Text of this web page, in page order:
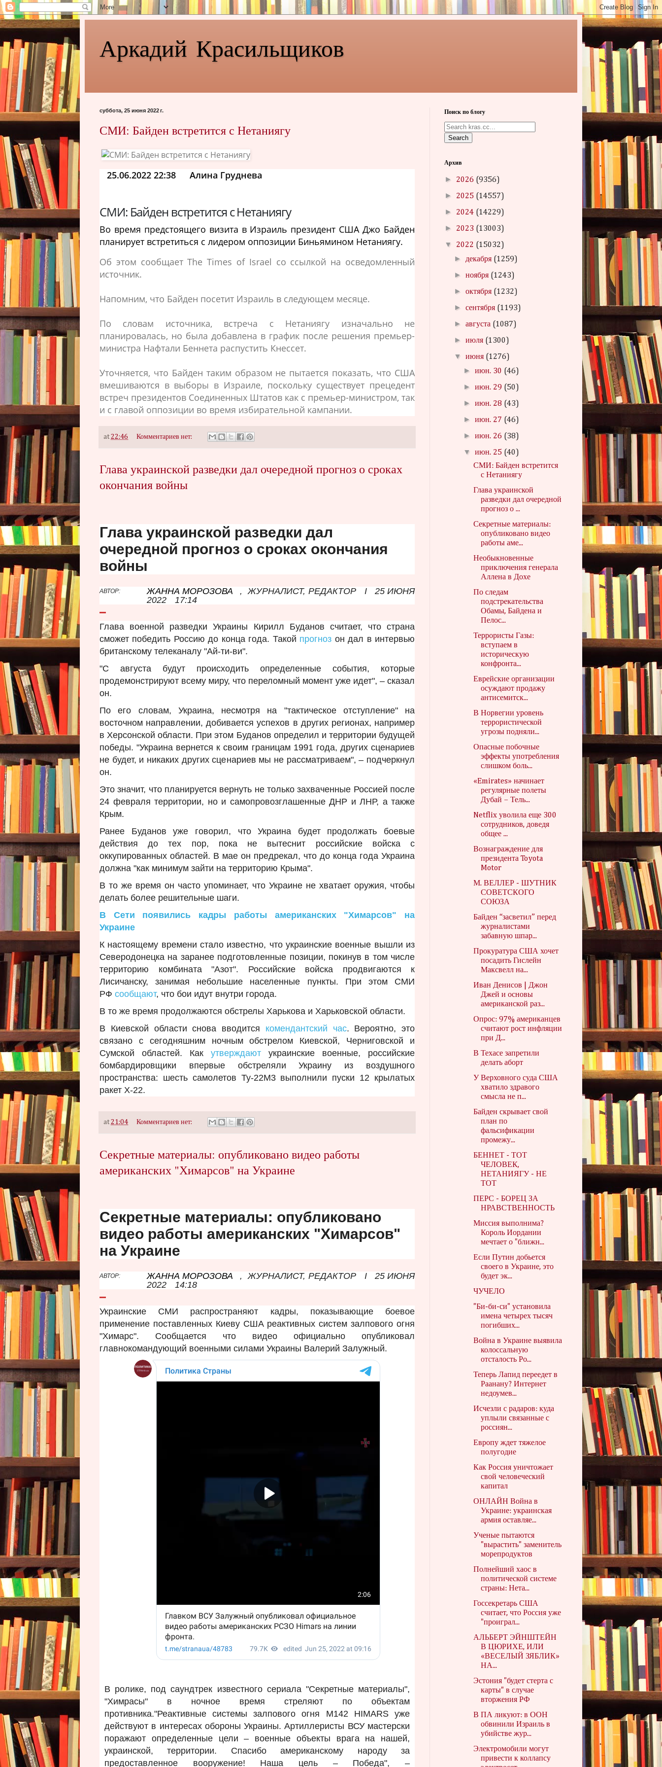
Аркадий Красильщиков
суббота, 25 июня 2022 г.
СМИ: Байден встретится с Нетаниягу
25.06.2022 22:38 Алина Груднева
СМИ: Байден встретится с Нетаниягу
Во время предстоящего визита в Израиль президент США Джо Байден
планирует встретиться с лидером оппозиции Биньямином Нетаниягу.
Об этом сообщает The Times of Israel со ссылкой на осведомленный
источник.
Напомним, что Байден посетит Израиль в следующем месяце.
По словам источника, встреча с Нетаниягу изначально не
планировалась, но была добавлена ​​в график после решения премьер-
министра Нафтали Беннета распустить Кнессет.
Уточняется, что Байден таким образом не пытается показать, что США
вмешиваются в выборы в Израиле, поскольку существует прецедент
встреч президентов Соединенных Штатов как с премьер-министром, так
и с главой оппозиции во время избирательной кампании.
at22:46 Комментариев нет:
Глава украинской разведки дал очередной прогноз о сроках
окончания войны
Глава украинской разведки дал
очередной прогноз о сроках окончания
войны
АВТОР: ЖАННА МОРОЗОВА , ЖУРНАЛИСТ, РЕДАКТОР I
25 ИЮНЯ
2022
17:14
Глава военной разведки Украины Кирилл Буданов считает, что страна
сможет победить Россию до конца года. Такой прогноз он дал в интервью
британскому телеканалу "Ай-ти-ви".
"С августа будут происходить определенные события, которые
продемонстрируют всему миру, что переломный момент уже идет", – сказал
он.
По его словам, Украина, несмотря на "тактическое отступление" на
восточном направлении, добивается успехов в других регионах, например
в Херсонской области. При этом Буданов определил и территории будущей
победы. "Украина вернется к своим границам 1991 года, других сценариев
не будет, и никаких других сценариев мы не рассматриваем", – подчеркнул
он.
Это значит, что планируется вернуть не только захваченные Россией после
24 февраля территории, но и самопровозглашенные ДНР и ЛНР, а также
Крым.
Ранее Буданов уже говорил, что Украина будет продолжать боевые
действия до тех пор, пока не вытеснит российские войска с
оккупированных областей. В мае он предрекал, что до конца года Украина
должна "как минимум зайти на территорию Крыма".
В то же время он часто упоминает, что Украине не хватает оружия, чтобы
делать более решительные шаги.
В Сети появились кадры работы американских "Химарсов" на
Украине
К настоящему времени стало известно, что украинские военные вышли из
Северодонецка на заранее подготовленные позиции, покинув в том числе
территорию комбината "Азот". Российские войска продвигаются к
Лисичанску, занимая небольшие населенные пункты. При этом СМИ
РФ сообщают, что бои идут внутри города.
В то же время продолжаются обстрелы Харькова и Харьковской области.
В Киевской области снова вводится комендантский час. Вероятно, это
связано с сегодняшним ночным обстрелом Киевской, Черниговской и
Сумской областей. Как утверждают украинские военные, российские
бомбардировщики впервые обстреляли Украину из воздушного
пространства: шесть самолетов Ту-22М3 выполнили пуски 12 крылатых
ракет Х-22.
at21:04 Комментариев нет:
Секретные материалы: опубликовано видео работы
американских "Химарсов" на Украине
Секретные материалы: опубликовано
видео работы американских "Химарсов"
на Украине
АВТОР: ЖАННА МОРОЗОВА , ЖУРНАЛИСТ, РЕДАКТОР I
25 ИЮНЯ
2022
14:18
Украинские СМИ распространяют кадры, показывающие боевое
применение поставленных Киеву США реактивных систем залпового огня
"Химарс". Сообщается что видео официально опубликовал
главнокомандующий военными силами Украины Валерий Залужный.
В ролике, под саундтрек известного сериала "Секретные материалы",
"Химрасы" в ночное время стреляют по объектам
противника."Реактивные системы залпового огня M142 HIMARS уже
действуют в интересах обороны Украины. Артиллеристы ВСУ мастерски
поражают определенные цели – военные объекты врага на нашей,
украинской, территории. Спасибо американскому народу за
предоставленное вооружение! Наша цель – Победа", –
Поиск по блогу
Search
Архив
► 2026 (9356)
► 2025 (14557)
► 2024 (14229)
► 2023 (13003)
▼ 2022 (15032)
► декабря (1259)
►ноября (1243)
►октября (1232)
►сентября (1193)
►августа (1087)
►июля (1300)
▼июня (1276)
►июн. 30 (46)
►июн. 29 (50)
►июн. 28 (43)
►июн. 27 (46)
►июн. 26 (38)
▼июн. 25 (40)
СМИ: Байден встретится
с Нетаниягу
Глава украинской
разведки дал очередной
прогноз о ...
Секретные материалы:
опубликовано видео
работы аме...
Необыкновенные
приключения генерала
Аллена в Дохе
По следам
подстрекательства
Обамы, Байдена и
Пелос...
Террористы Газы:
вступаем в
историческую
конфронта...
Еврейские организации
осуждают продажу
антисемитск...
В Норвегии уровень
террористической
угрозы подняли...
Опасные побочные
эффекты употребления
слишком боль...
«Emirates» начинает
регулярные полеты
Дубай – Тель...
Netflix уволила еще 300
сотрудников, доведя
общее ...
Вознаграждение для
президента Toyota
Motor
М. ВЕЛЛЕР - ШУТНИК
СОВЕТСКОГО
СОЮЗА
Байден “засветил” перед
журналистами
забавную шпар...
Прокуратура США хочет
посадить Гислейн
Максвелл на...
Иван Денисов | Джон
Джей и основы
американской раз...
Опрос: 97% американцев
считают рост инфляции
при Д...
В Техасе запретили
делать аборт
У Верховного суда США
хватило здравого
смысла не п...
Байден скрывает свой
план по
фальсификации
промежу...
БЕННЕТ - ТОТ
ЧЕЛОВЕК,
НЕТАНИЯГУ - НЕ
ТОТ
ПЕРС - БОРЕЦ ЗА
НРАВСТВЕННОСТЬ
Миссия выполнима?
Король Иордании
мечтает о "ближн...
Если Путин добьется
своего в Украине, это
будет эк...
ЧУЧЕЛО
"Би-би-си" установила
имена четырех тысяч
погибших...
Война в Украине выявила
колоссальную
отсталость Ро...
Теперь Лапид переедет в
Раанану? Интернет
недоумев...
Исчезли с радаров: куда
уплыли связанные с
россиян...
Европу ждет тяжелое
полугодие
Как Россия уничтожает
свой человеческий
капитал
ОНЛАЙН Война в
Украине: украинская
армия оставляе...
Ученые пытаются
"вырастить" заменитель
морепродуктов
Полнейший хаос в
политической системе
страны: Нета...
Госсекретарь США
считает, что Россия уже
"проиграл...
АЛЬБЕРТ ЭЙНШТЕЙН
В ЦЮРИХЕ, ИЛИ
«ВЕСЕЛЫЙ ЗЯБЛИК»
НА...
Эстония "будет стерта с
карты" в случае
вторжения РФ
В ПА ликуют: в ООН
обвинили Израиль в
убийстве жур...
Электромобили могут
привести к коллапсу